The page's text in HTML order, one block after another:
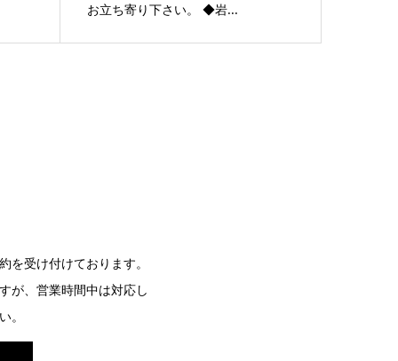
お立ち寄り下さい。 ◆岩...
を受け付けております。
が、営業時間中は対応し
。